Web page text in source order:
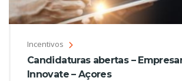
Incentivos
Candidaturas abertas –
Innovate – Açores